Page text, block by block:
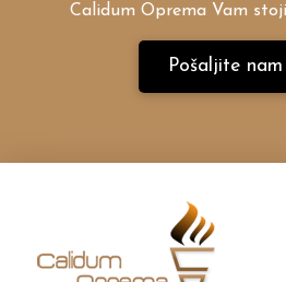
Calidum Oprema Vam
Pošaljite